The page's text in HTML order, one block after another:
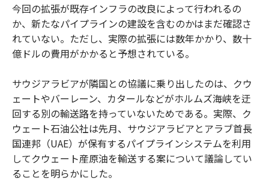
今回の拡張が既存インフラの改良によって行われるの
か、新たなパイプラインの建設を含むのかはまだ確認さ
れていない。ただし、実際の拡張には数年かかり、数十
億ドルの費用がかかると予想されている。
サウジアラビアが隣国との協議に乗り出したのは、クウ
ェートやバーレーン、カタールなどがホルムズ海峡を迂
回する別の輸送路を持っていないためである。実際、ク
ウェート石油公社は先月、サウジアラビアとアラブ首長
国連邦（UAE）が保有するパイプラインシステムを利用
してクウェート産原油を輸送する案について議論してい
ることを明らかにした。